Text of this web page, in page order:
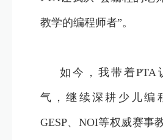
教学的编程师者”。
如今，我带着PTA
气，继续深耕少儿编
GESP、NOI等权威赛事